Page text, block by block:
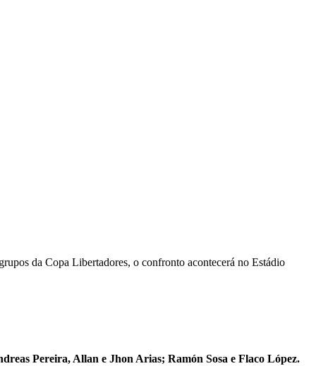
da Copa Libertadores, o confronto acontecerá no Estádio
Pereira, Allan e Jhon Arias; Ramón Sosa e Flaco López.